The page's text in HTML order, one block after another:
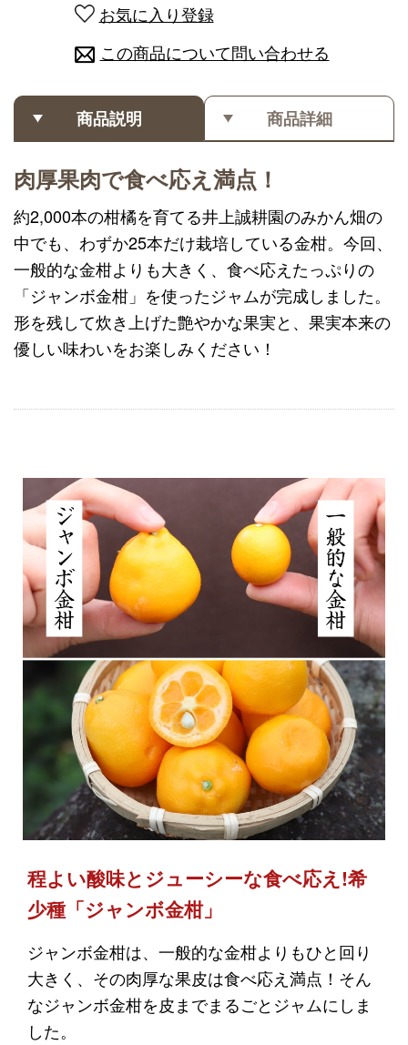
お気に入り登録
この商品について問い合わせる
程よい酸味とジューシーな食べ応え!希
少種「ジャンボ金柑」
ジャンボ金柑は、一般的な金柑よりもひと回り
大きく、その肉厚な果皮は食べ応え満点！そん
なジャンボ金柑を皮までまるごとジャムにしま
した。
商品説明 商品詳細
肉厚果肉で食べ応え満点！
約2,000本の柑橘を育てる井上誠耕園のみかん畑の
中でも、わずか25本だけ栽培している金柑。今回、
一般的な金柑よりも大きく、食べ応えたっぷりの
「ジャンボ金柑」を使ったジャムが完成しました。
形を残して炊き上げた艶やかな果実と、果実本来の
優しい味わいをお楽しみください！